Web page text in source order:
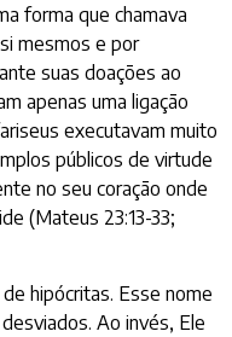
forma que chamava
mesmos e por
suas doações ao
apenas uma ligação
executavam muito
públicos de virtude
no seu coração onde
(Mateus 23:13-33;
hipócritas. Esse nome
Ao invés, Ele